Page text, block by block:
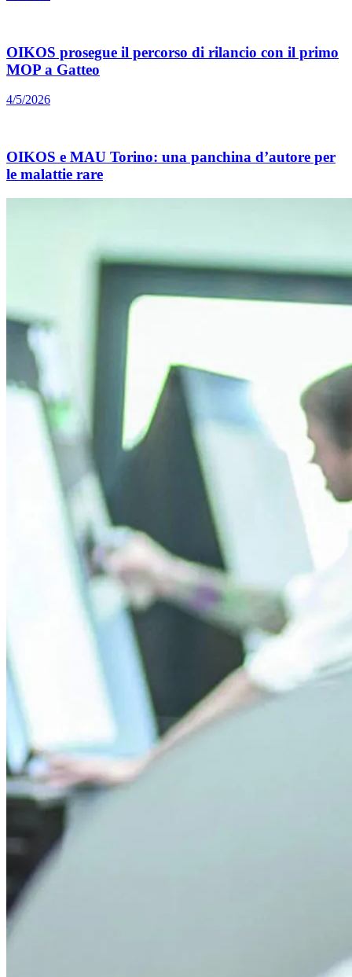
OIKOS prosegue il percorso di rilancio con il primo
MOP a Gatteo
4/5/2026
OIKOS e MAU Torino: una panchina d’autore per
le malattie rare